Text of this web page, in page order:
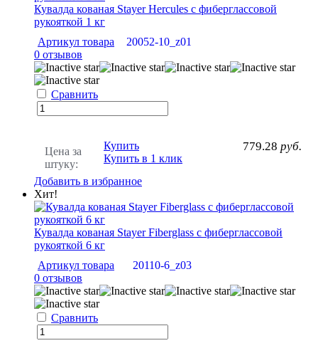
Кувалда кованая Stayer Hercules с фиберглассовой
рукояткой 1 кг
Артикул товара
20052-10_z01
0 отзывов
Сравнить
Цена за
штуку:
779.28 руб.
Купить
Купить в 1 клик
Добавить в избранное
Хит!
Кувалда кованая Stayer Fiberglass с фиберглассовой
рукояткой 6 кг
Артикул товара
20110-6_z03
0 отзывов
Сравнить